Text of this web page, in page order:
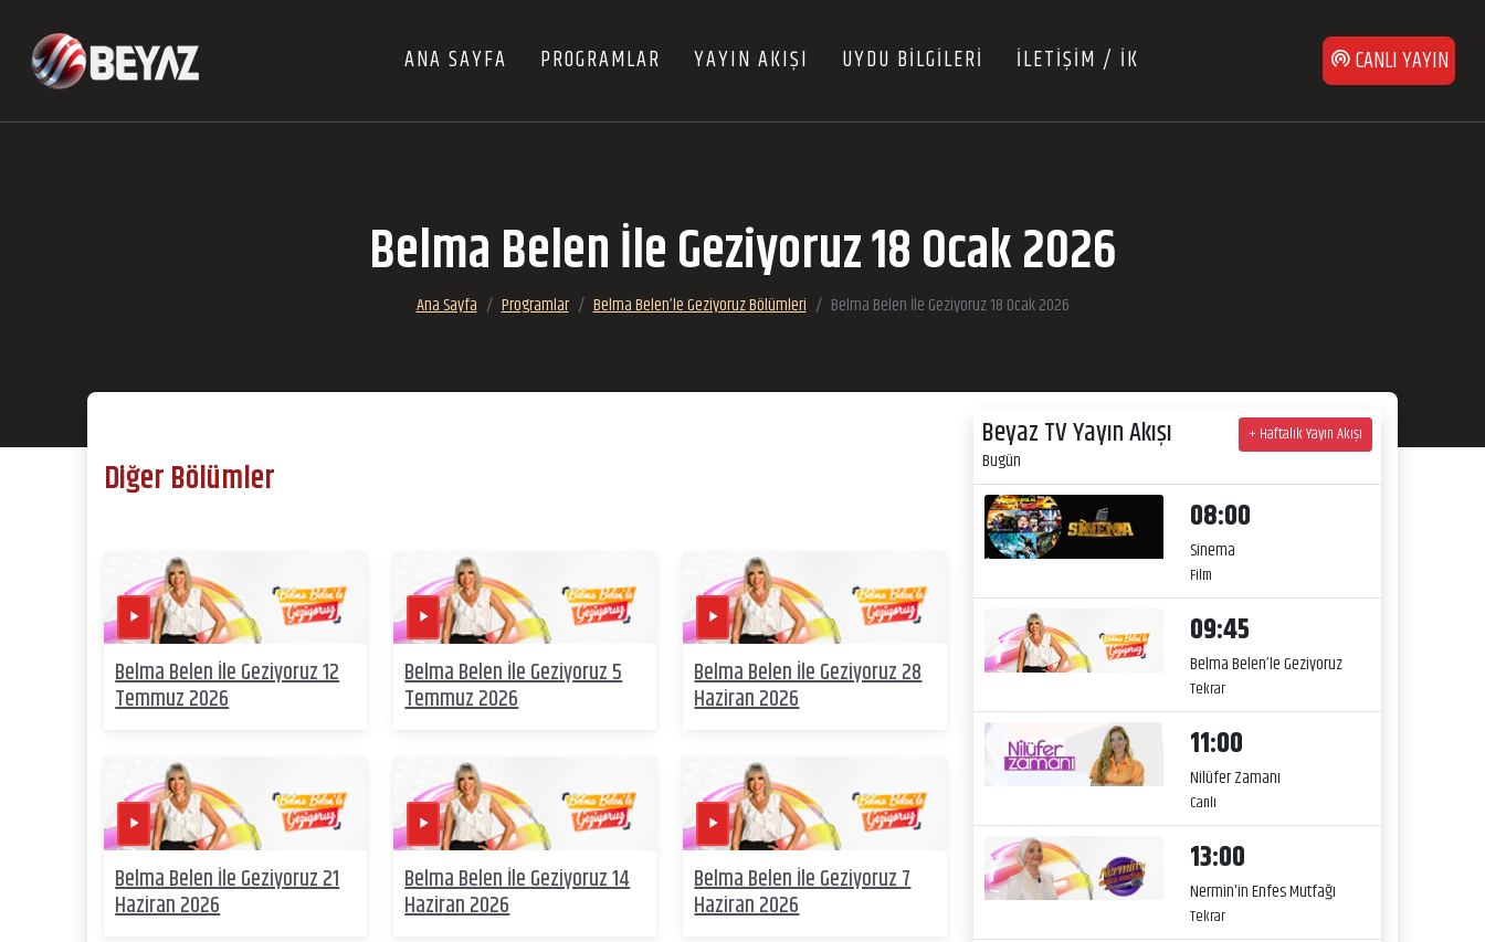
ANA SAYFA PROGRAMLAR YAYIN AKIŞI UYDU BİLGİLERİ İLETİŞİM / İK CANLI YAYIN
Belma Belen İle Geziyoruz 18 Ocak 2026
Ana Sayfa Programlar Belma Belen’le Geziyoruz Bölümleri Belma Belen İle Geziyoruz 18 Ocak 2026
Diğer Bölümler
Belma Belen İle Geziyoruz 12
Temmuz 2026
Belma Belen İle Geziyoruz 5
Temmuz 2026
Belma Belen İle Geziyoruz 28
Haziran 2026
Belma Belen İle Geziyoruz 21
Haziran 2026
Belma Belen İle Geziyoruz 14
Haziran 2026
Belma Belen İle Geziyoruz 7
Haziran 2026
Beyaz TV Yayın Akışı
Bugün
+ Haftalık Yayın Akışı
08:00
Sinema
Film
09:45
Belma Belen’le Geziyoruz
Tekrar
11:00
Nilüfer Zamanı
Canlı
13:00
Nermin'in Enfes Mutfağı
Tekrar